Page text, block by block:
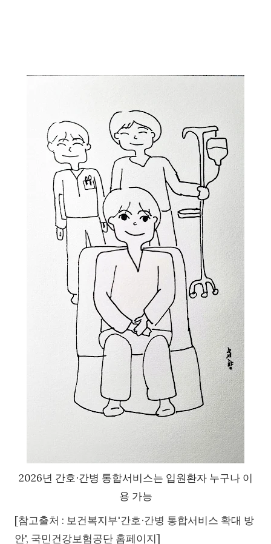
2026년 간호∙간병 통합서비스는 입원환자 누구나 이
용 가능
[참고출처 : 보건복지부'간호∙간병 통합서비스 확대 방
안', 국민건강보험공단 홈페이지]